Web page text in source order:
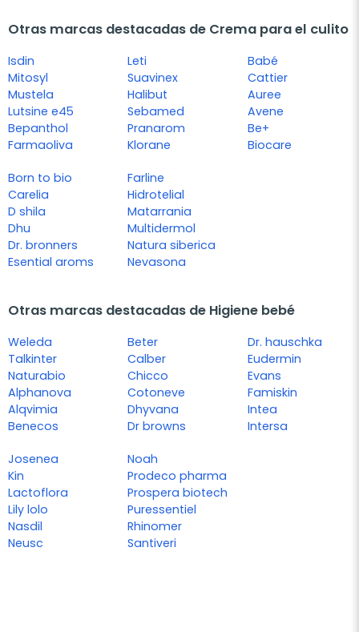
Otras marcas destacadas de Crema para el culito
Isdin
Mitosyl
Mustela
Lutsine e45
Bepanthol
Farmaoliva
Leti
Suavinex
Halibut
Sebamed
Pranarom
Klorane
Babé
Cattier
Auree
Avene
Be+
Biocare
Born to bio
Carelia
D shila
Dhu
Dr. bronners
Esential aroms
Farline
Hidrotelial
Matarrania
Multidermol
Natura siberica
Nevasona
Otras marcas destacadas de Higiene bebé
Weleda
Talkinter
Naturabio
Alphanova
Alqvimia
Benecos
Beter
Calber
Chicco
Cotoneve
Dhyvana
Dr browns
Dr. hauschka
Eudermin
Evans
Famiskin
Intea
Intersa
Josenea
Kin
Lactoflora
Lily lolo
Nasdil
Neusc
Noah
Prodeco pharma
Prospera biotech
Puressentiel
Rhinomer
Santiveri